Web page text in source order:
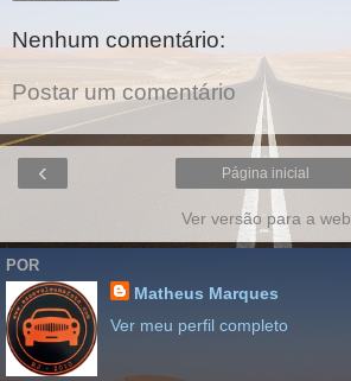
Nenhum comentário:
Postar um comentário
‹ Página inicial
Ver versão para a web
POR
Matheus Marques
Ver meu perfil completo